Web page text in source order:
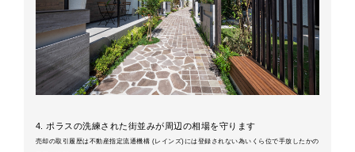
4. ポラスの洗練された街並みが周辺の相場を守ります
売却の取引履歴は不動産指定流通機構 (レインズ)には登録されない為いくら位で手放したかの